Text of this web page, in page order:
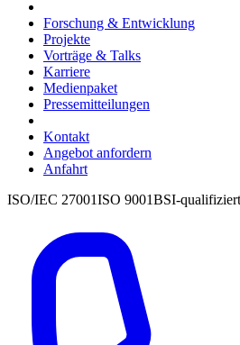
Forschung & Entwicklung
Projekte
Vorträge & Talks
Karriere
Medienpaket
Pressemitteilungen
Kontakt
Angebot anfordern
Anfahrt
ISO/IEC 27001ISO 9001BSI-qualifiziert